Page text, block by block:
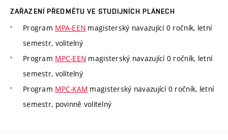
ZAŘAZENÍ PŘEDMĚTU VE STUDIJNÍCH PLÁNECH
Program MPA-EEN magisterský navazující 0 ročník, letní
semestr, volitelný
Program MPC-EEN magisterský navazující 0 ročník, letní
semestr, volitelný
Program MPC-KAM magisterský navazující 0 ročník, letní
semestr, povinně volitelný